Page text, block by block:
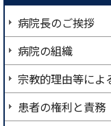
病院長のご挨拶
病院の組織
宗教的理由等によ
患者の権利と責務